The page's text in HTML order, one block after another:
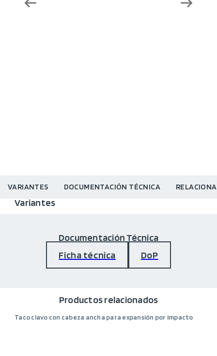
VARIANTES DOCUMENTACIÓN TÉCNICA
Variantes
Documentación Técnica
Ficha técnica
DoP
Productos relacionados
Taco clavo con cabeza ancha para expansión por impacto